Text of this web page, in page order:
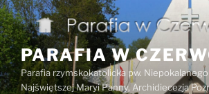
Przejdź
do
treści
PARAFIA W
Parafia rzymskokatolicka pw.
Najświętszej Maryi Panny, Archidiecezja